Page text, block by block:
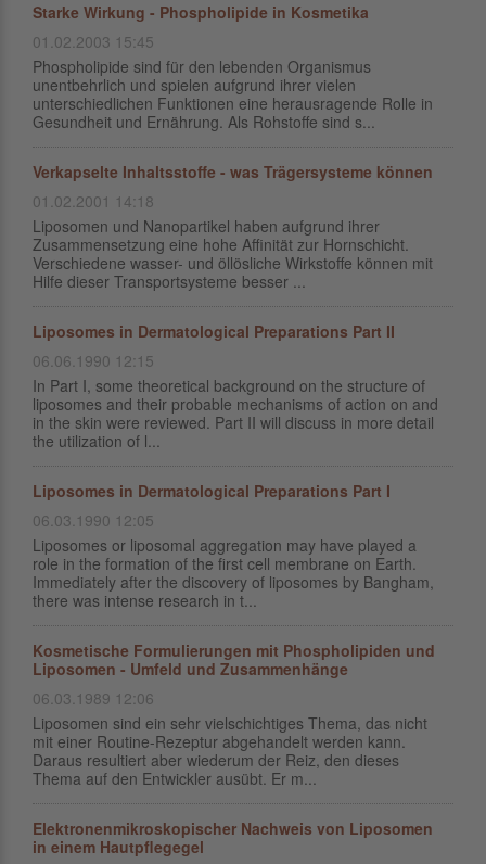
Starke Wirkung - Phospholipide in Kosmetika
01.02.2003 15:45
Phospholipide sind für den lebenden Organismus
unentbehrlich und spielen aufgrund ihrer vielen
unterschiedlichen Funktionen eine herausragende Rolle in
Gesundheit und Ernährung. Als Rohstoffe sind s...
Verkapselte Inhaltsstoffe - was Trägersysteme können
01.02.2001 14:18
Liposomen und Nanopartikel haben aufgrund ihrer
Zusammensetzung eine hohe Affinität zur Hornschicht.
Verschiedene wasser- und öllösliche Wirkstoffe können mit
Hilfe dieser Transportsysteme besser ...
Liposomes in Dermatological Preparations Part II
06.06.1990 12:15
In Part I, some theoretical background on the structure of
liposomes and their probable mechanisms of action on and
in the skin were reviewed. Part II will discuss in more detail
the utilization of l...
Liposomes in Dermatological Preparations Part I
06.03.1990 12:05
Liposomes or liposomal aggregation may have played a
role in the formation of the first cell membrane on Earth.
Immediately after the discovery of liposomes by Bangham,
there was intense research in t...
Kosmetische Formulierungen mit Phospholipiden und
Liposomen - Umfeld und Zusammenhänge
06.03.1989 12:06
Liposomen sind ein sehr vielschichtiges Thema, das nicht
mit einer Routine-Rezeptur abgehandelt werden kann.
Daraus resultiert aber wiederum der Reiz, den dieses
Thema auf den Entwickler ausübt. Er m...
Elektronenmikroskopischer Nachweis von Liposomen
in einem Hautpflegegel